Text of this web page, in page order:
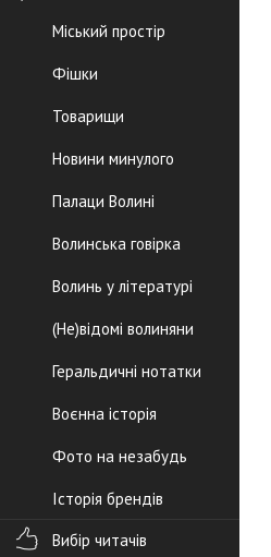
Міський простір
Фішки
Товарищи
Новини минулого
Палаци Волині
Волинська говірка
Волинь у літературі
(Не)відомі волиняни
Геральдичні нотатки
Воєнна історія
Фото на незабудь
Історія брендів
Вибір читачів